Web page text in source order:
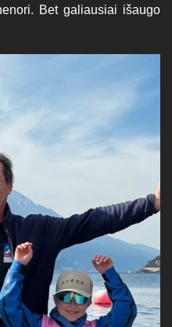
Bet galiausiai išaugo